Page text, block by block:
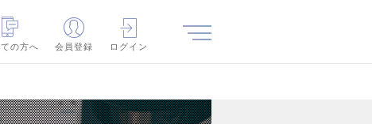
の方へ
会員登録 ログイン